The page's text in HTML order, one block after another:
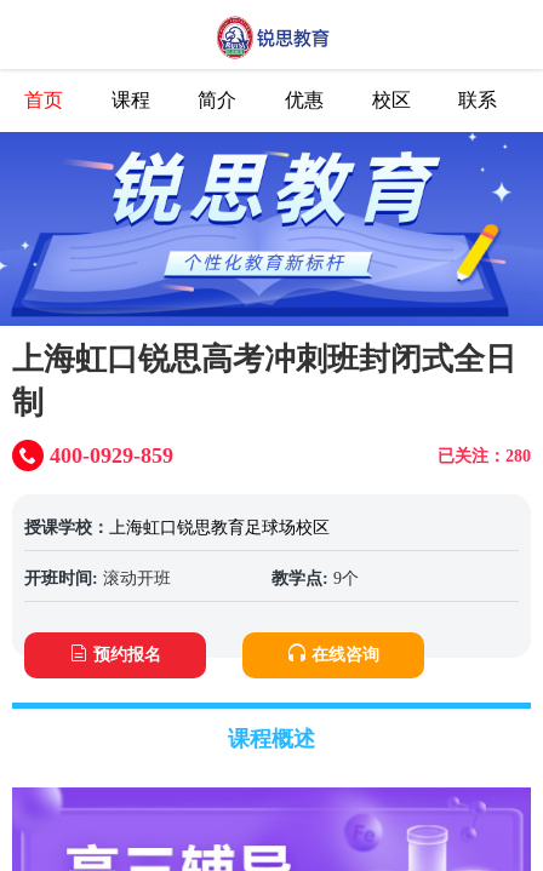
首页 课程 简介 优惠 校区 联系
上海虹口锐思高考冲刺班封闭式全日
制
已关注：280
400-0929-859
授课学校： 上海虹口锐思教育足球场校区
开班时间: 滚动开班 教学点: 9个
预约报名 在线咨询
课程概述